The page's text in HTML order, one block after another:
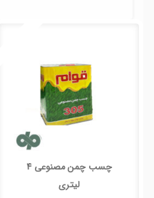
چسب چمن مصنوعی 4
لیتری